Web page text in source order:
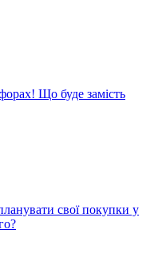
Що буде замість
свої покупки у